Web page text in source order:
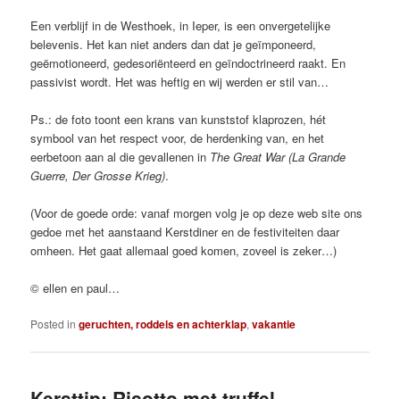
Een verblijf in de Westhoek, in Ieper, is een onvergetelijke
belevenis. Het kan niet anders dan dat je geïmponeerd,
geëmotioneerd, gedesoriënteerd en geïndoctrineerd raakt. En
passivist wordt. Het was heftig en wij werden er stil van…
Ps.: de foto toont een krans van kunststof klaprozen, hét
symbool van het respect voor, de herdenking van, en het
eerbetoon aan al die gevallenen in The Great War (La Grande
Guerre, Der Grosse Krieg).
(Voor de goede orde: vanaf morgen volg je op deze web site ons
gedoe met het aanstaand Kerstdiner en de festiviteiten daar
omheen. Het gaat allemaal goed komen, zoveel is zeker…)
© ellen en paul…
Posted in geruchten, roddels en achterklap,vakantie